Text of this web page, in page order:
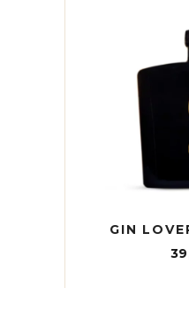
GIN